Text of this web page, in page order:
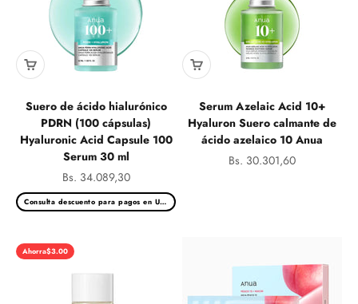
Suero de ácido hialurónico
PDRN (100 cápsulas)
Hyaluronic Acid Capsule 100
Serum 30 ml
Precio de oferta
Bs. 34.089,30
Consulta descuento para pagos en USD
Serum Azelaic Acid 10+
Hyaluron Suero calmante de
ácido azelaico 10 Anua
Precio de oferta
Bs. 30.301,60
Ahorra$3.00